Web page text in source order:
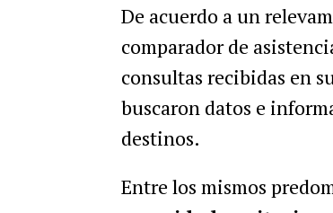
De acuerdo a un
comparador de
consultas recibidas en
buscaron datos e
destinos.
Entre los mismos